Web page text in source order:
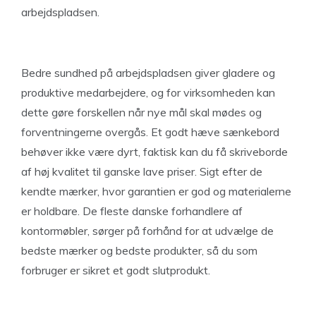
arbejdspladsen.
Bedre sundhed på arbejdspladsen giver gladere og
produktive medarbejdere, og for virksomheden kan
dette gøre forskellen når nye mål skal mødes og
forventningerne overgås. Et godt hæve sænkebord
behøver ikke være dyrt, faktisk kan du få skriveborde
af høj kvalitet til ganske lave priser. Sigt efter de
kendte mærker, hvor garantien er god og materialerne
er holdbare. De fleste danske forhandlere af
kontormøbler, sørger på forhånd for at udvælge de
bedste mærker og bedste produkter, så du som
forbruger er sikret et godt slutprodukt.